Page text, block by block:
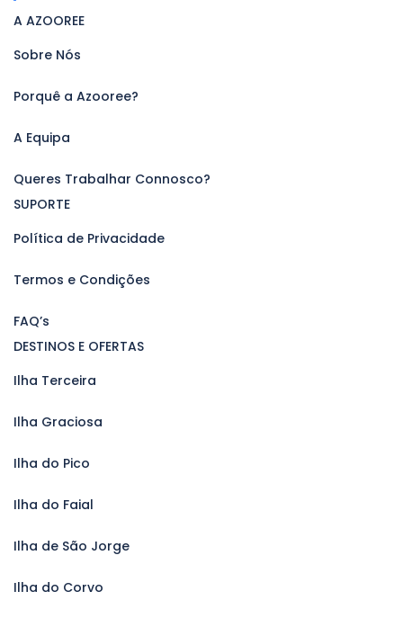
A AZOOREE
Sobre Nós
Porquê a Azooree?
A Equipa
Queres Trabalhar Connosco?
SUPORTE
Política de Privacidade
Termos e Condições
FAQ’s
DESTINOS E OFERTAS
Ilha Terceira
Ilha Graciosa
Ilha do Pico
Ilha do Faial
Ilha de São Jorge
Ilha do Corvo